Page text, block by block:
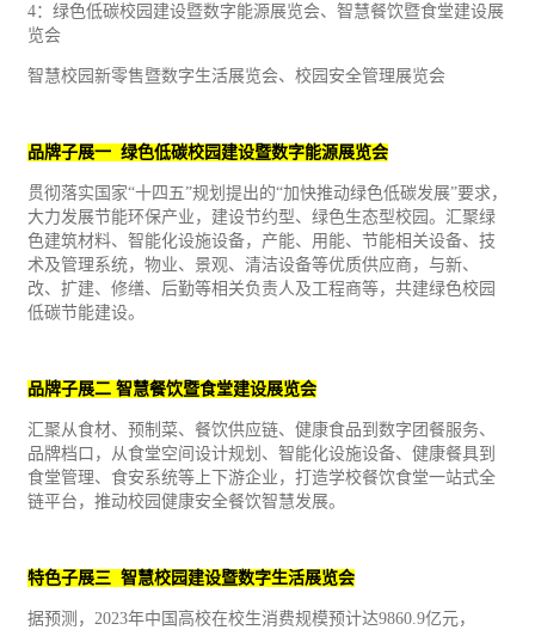
4：绿色低碳校园建设暨数字能源展览会、智慧餐饮暨食堂建设展
览会
智慧校园新零售暨数字生活展览会、校园安全管理展览会
品牌子展一 绿色低碳校园建设暨数字能源展览会
贯彻落实国家“十四五”规划提出的“加快推动绿色低碳发展”要求，
大力发展节能环保产业，建设节约型、绿色生态型校园。汇聚绿
色建筑材料、智能化设施设备，产能、用能、节能相关设备、技
术及管理系统，物业、景观、清洁设备等优质供应商，与新、
改、扩建、修缮、后勤等相关负责人及工程商等，共建绿色校园
低碳节能建设。
品牌子展二 智慧餐饮暨食堂建设展览会
汇聚从食材、预制菜、餐饮供应链、健康食品到数字团餐服务、
品牌档口，从食堂空间设计规划、智能化设施设备、健康餐具到
食堂管理、食安系统等上下游企业，打造学校餐饮食堂一站式全
链平台，推动校园健康安全餐饮智慧发展。
特色子展三 智慧校园建设暨数字生活展览会
据预测，2023年中国高校在校生消费规模预计达9860.9亿元，